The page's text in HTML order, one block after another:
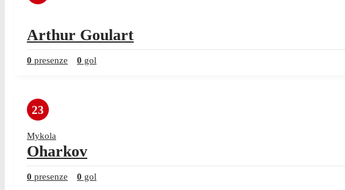
Arthur Goulart
0 presenze 0 gol
23
Mykola
Oharkov
0 presenze 0 gol